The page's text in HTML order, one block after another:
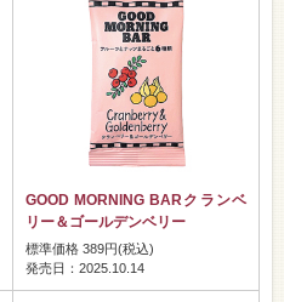
GOOD MORNING BARクランベ
リー＆ゴールデンベリー
標準価格 389円(税込)
発売日：2025.10.14